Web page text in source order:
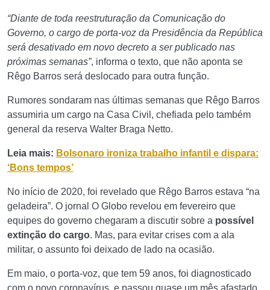
“Diante de toda reestruturação da Comunicação do
Governo, o cargo de porta-voz da Presidência da República
será desativado em novo decreto a ser publicado nas
próximas semanas”, informa o texto, que não aponta se
Rêgo Barros será deslocado para outra função.
Rumores sondaram nas últimas semanas que Rêgo Barros
assumiria um cargo na Casa Civil, chefiada pelo também
general da reserva Walter Braga Netto.
Leia mais: Bolsonaro ironiza trabalho infantil e dispara:
‘Bons tempos’
No início de 2020, foi revelado que Rêgo Barros estava “na
geladeira”. O jornal O Globo revelou em fevereiro que
equipes do governo chegaram a discutir sobre a possível
extinção do cargo. Mas, para evitar crises com a ala
militar, o assunto foi deixado de lado na ocasião.
Em maio, o porta-voz, que tem 59 anos, foi diagnosticado
com o novo coronavírus, e passou quase um mês afastado